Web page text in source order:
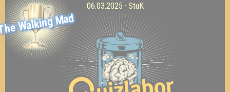
Walking Mad
06.03.2025 · StuK